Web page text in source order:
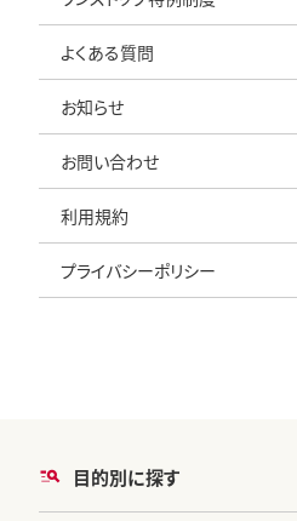
よくある質問
お知らせ
お問い合わせ
利用規約
プライバシーポリシー
目的別に探す